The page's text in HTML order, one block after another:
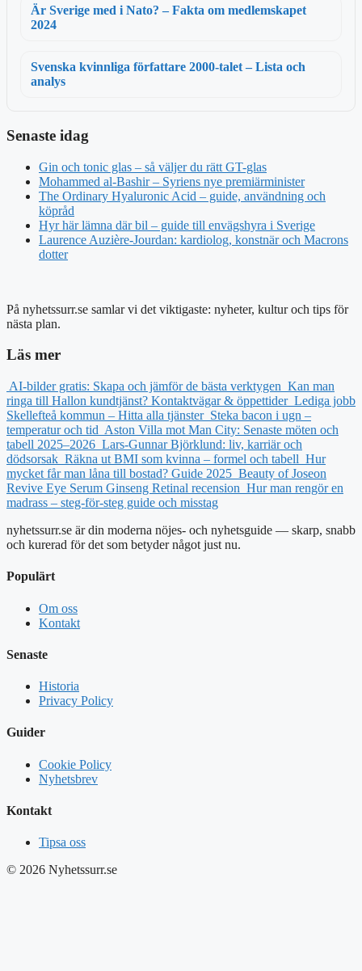
Är Sverige med i Nato? – Fakta om medlemskapet
2024
Svenska kvinnliga författare 2000-talet – Lista och
analys
Senaste idag
Gin och tonic glas – så väljer du rätt GT-glas
Mohammed al-Bashir – Syriens nye premiärminister
The Ordinary Hyaluronic Acid – guide, användning och
köpråd
Hyr här lämna där bil – guide till envägshyra i Sverige
Laurence Auzière-Jourdan: kardiolog, konstnär och Macrons
dotter
På nyhetssurr.se samlar vi det viktigaste: nyheter, kultur och tips för
nästa plan.
Läs mer
AI-bilder gratis: Skapa och jämför de bästa verktygen Kan man
ringa till Hallon kundtjänst? Kontaktvägar & öppettider Lediga jobb
Skellefteå kommun – Hitta alla tjänster Steka bacon i ugn –
temperatur och tid Aston Villa mot Man City: Senaste möten och
tabell 2025–2026 Lars-Gunnar Björklund: liv, karriär och
dödsorsak Räkna ut BMI som kvinna – formel och tabell Hur
mycket får man låna till bostad? Guide 2025 Beauty of Joseon
Revive Eye Serum Ginseng Retinal recension Hur man rengör en
madrass – steg-för-steg guide och misstag
nyhetssurr.se är din moderna nöjes- och nyhetsguide — skarp, snabb
och kurerad för det som betyder något just nu.
Populärt
Om oss
Kontakt
Senaste
Historia
Privacy Policy
Guider
Cookie Policy
Nyhetsbrev
Kontakt
Tipsa oss
© 2026 Nyhetssurr.se